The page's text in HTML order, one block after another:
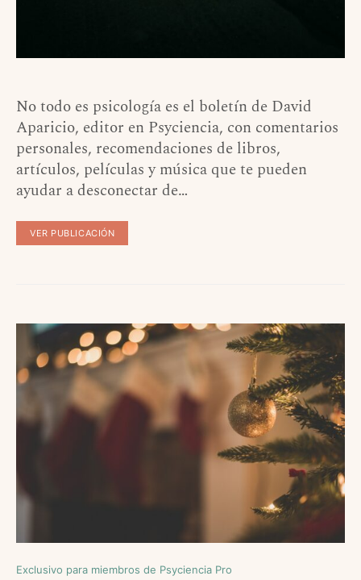
No todo es psicología es el boletín de David
Aparicio, editor en Psyciencia, con comentarios
personales, recomendaciones de libros,
artículos, películas y música que te pueden
ayudar a desconectar de…
VER PUBLICACIÓN
Exclusivo para miembros de Psyciencia Pro